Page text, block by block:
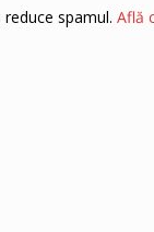
spamul. Află